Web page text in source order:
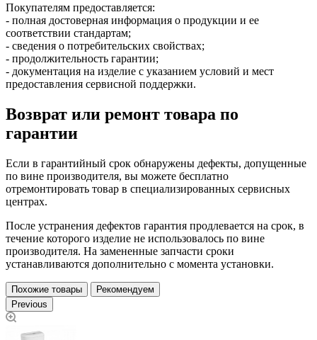
Покупателям предоставляется:
- полная достоверная информация о продукции и ее
соответствии стандартам;
- сведения о потребительских свойствах;
- продолжительность гарантии;
- документация на изделие с указанием условий и мест
предоставления сервисной поддержки.
Возврат или ремонт товара по
гарантии
Если в гарантийный срок обнаружены дефекты, допущенные
по вине производителя, вы можете бесплатно
отремонтировать товар в специализированных сервисных
центрах.
После устранения дефектов гарантия продлевается на срок, в
течение которого изделие не использовалось по вине
производителя. На замененные запчасти сроки
устанавливаются дополнительно с момента установки.
Похожие товары
Рекомендуем
Previous